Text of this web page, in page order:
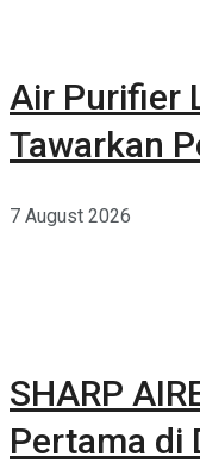
Air Purifier
Tawarkan
7 August 2026
SHARP
Pertama di